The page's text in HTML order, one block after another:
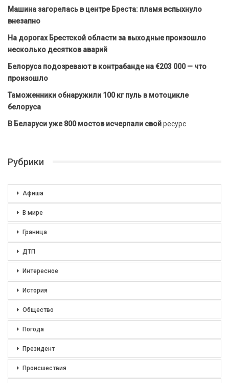
Машина загорелась в центре Бреста: пламя вспыхнуло
внезапно
На дорогах Брестской области за выходные произошло
несколько десятков аварий
Белоруса подозревают в контрабанде на €203 000 — что
произошло
Таможенники обнаружили 100 кг пуль в мотоцикле
белоруса
В Беларуси уже 800 мостов исчерпали свойресурс
Рубрики
Афиша
В мире
Граница
ДТП
Интересное
История
Общество
Погода
Президент
Происшествия